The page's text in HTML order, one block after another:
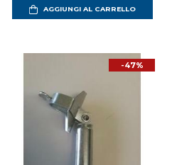
AGGIUNGI AL CARRELLO
-47%